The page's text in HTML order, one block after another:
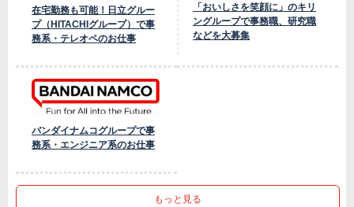
在宅勤務も可能！日立グルー
プ（HITACHIグループ）で事
務系・テレオペのお仕事
「おいしさを笑顔に」のキリ
ングループで事務職、研究職
などを大募集
バンダイナムコグループで事
務系・エンジニア系のお仕事
もっと見る